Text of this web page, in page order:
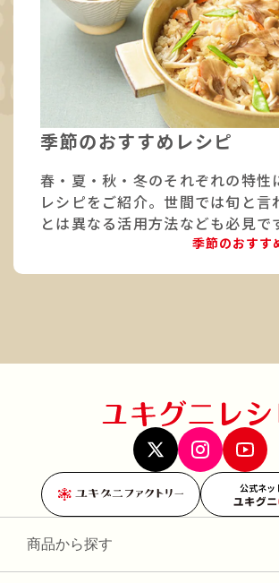
季節のおすすめレシピ
春・夏・秋・冬のそれぞれの特性
レシピをご紹介。世間では旬と言
とは異なる活用方法なども必見で
季節のおすす
公式ネッ
商品から探す